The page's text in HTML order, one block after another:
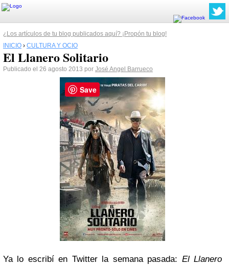
¿Los artículos de tu blog publicados aquí? ¡Propón tu blog!
INICIO › CULTURA Y OCIO
El Llanero Solitario
Publicado el 26 agosto 2013 por José Angel Barrueco
Ya lo escribí en Twitter la semana pasada: El Llanero
Save